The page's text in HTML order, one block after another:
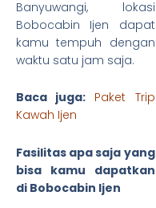
Banyuwangi, lokasi
Bobocabin Ijen dapat
kamu tempuh dengan
waktu satu jam saja.
Baca juga: Paket Trip
Kawah Ijen
Fasilitas apa saja yang
bisa kamu dapatkan
di Bobocabin Ijen